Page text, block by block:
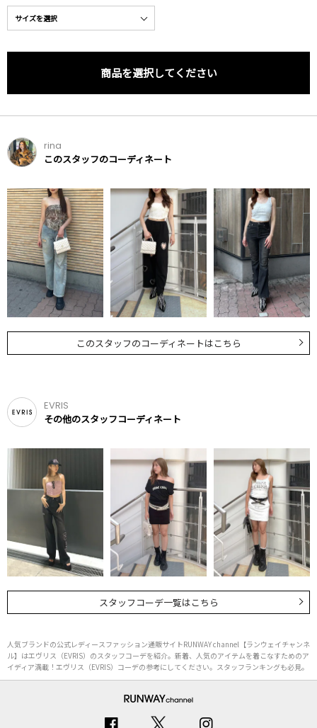
商品を選択してください
rina
このスタッフのコーディネート
このスタッフのコーディネートはこちら
EVRIS
その他のスタッフコーディネート
スタッフコーデ一覧はこちら
人気ブランドの公式レディースファッション通販サイトRUNWAY channel【ランウェイチャンネ
ル】はエヴリス（EVRIS）のスタッフコーデを紹介。新着、人気のアイテムを着こなすためのア
イディア満載！エヴリス（EVRIS）コーデの参考にしてください。スタッフランキングも必見。